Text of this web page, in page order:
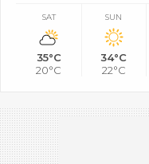
SAT
35°C
20°C
SUN
34°C
22°C